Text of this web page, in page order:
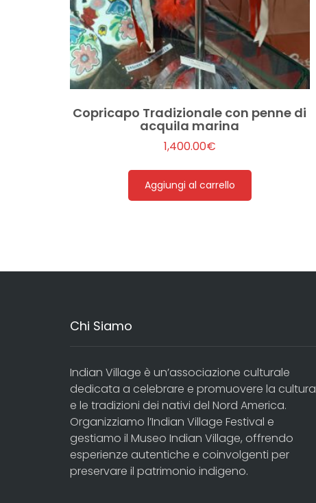
Copricapo Tradizionale con penne di
acquila marina
1,400.00€
Aggiungi al carrello
Chi Siamo
Indian Village è un’associazione culturale
dedicata a celebrare e promuovere la cultura
e le tradizioni dei nativi del Nord America.
Organizziamo l’Indian Village Festival e
gestiamo il Museo Indian Village, offrendo
esperienze autentiche e coinvolgenti per
preservare il patrimonio indigeno.